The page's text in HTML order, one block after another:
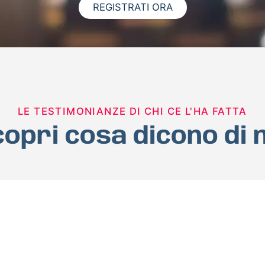
REGISTRATI ORA
LE TESTIMONIANZE DI CHI CE L'HA FATTA
cosa dicono di